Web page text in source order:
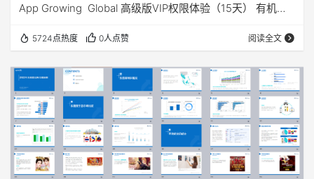
App Growing Global 高级版VIP权限体验（15天） 有机会
讲师 500元现金 辐射App Growing 网站用户、知乎号、公
众号及社群矩阵 10w+用户，全渠道曝光，提升作者关注度
审稿周期在3个工作日内，过稿后立马发红包 …
5724点热度 0人点赞 阅读全文